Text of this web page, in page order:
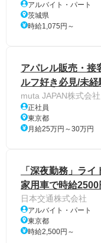
アルバイト・パート
茨城県
時給1,075円～
アパレル販売・接
ルフ好き必見/未
muta JAPAN株式会社
正社員
東京都
月給25万円～30万円
「深夜勤務」ラ
家用車で時給
日本交通株式会社
アルバイト・パート
東京都
時給2,500円～